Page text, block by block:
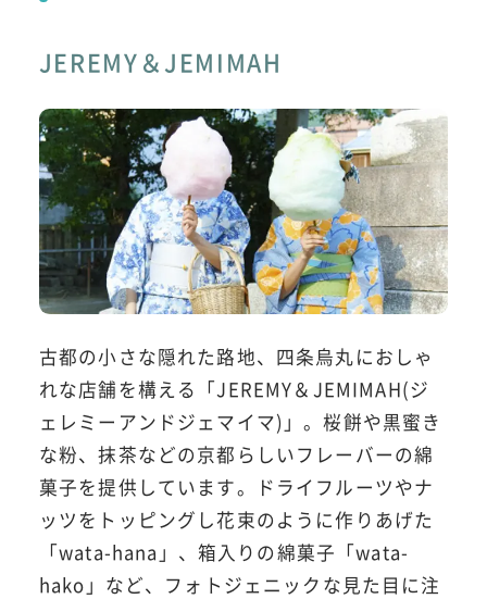
JEREMY＆JEMIMAH
古都の小さな隠れた路地、四条烏丸におしゃ
れな店舗を構える「JEREMY＆JEMIMAH(ジ
ェレミーアンドジェマイマ)」。桜餅や黒蜜き
な粉、抹茶などの京都らしいフレーバーの綿
菓子を提供しています。ドライフルーツやナ
ッツをトッピングし花束のように作りあげた
「wata-hana」、箱入りの綿菓子「wata-
hako」など、フォトジェニックな見た目に注